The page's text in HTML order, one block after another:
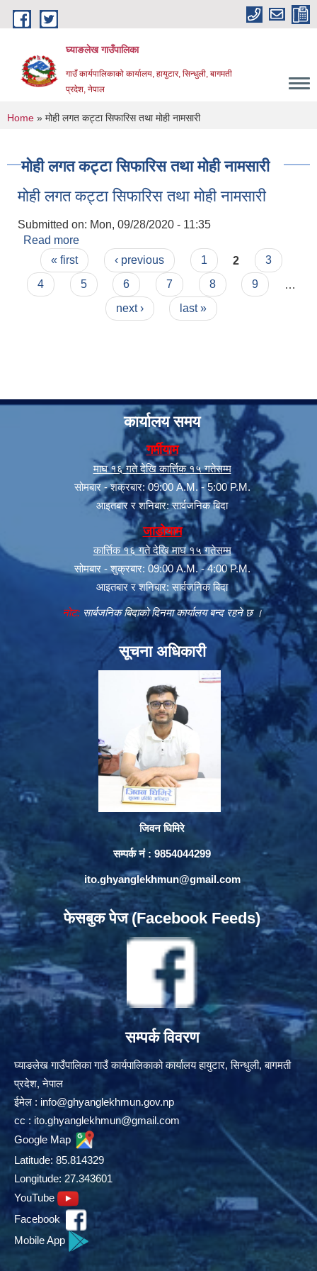
Skip to main content
घ्याङलेख गाउँपालिका
गाउँ कार्यपालिकाको कार्यालय, हायुटार, सिन्धुली, बागमती
प्रदेश, नेपाल
You are here
Home » मोही लगत कट्टा सिफारिस तथा मोही नामसारी
मोही लगत कट्टा सिफारिस तथा मोही नामसारी
मोही लगत कट्टा सिफारिस तथा मोही नामसारी
Submitted on: Mon, 09/28/2020 - 11:35
Read more
Pages
« first ‹ previous 1 2
3
4
5 6 7 8 9
next ›
last »
कार्यालय समय
गर्मीयाम
माघ १६ गते देखि कार्त्तिक १५ गतेसम्म
सोमबार - शक्रबार: 09:00 A.M. - 5:00 P.M.
आइतबार र शनिबार: सार्वजनिक बिदा
जाडोयाम
कार्त्तिक १६ गते देखि माघ १५ गतेसम्म
सोमबार - शुक्रबार: 09:00 A.M. - 4:00 P.M.
आइतबार र शनिबार: सार्वजनिक बिदा
नोट:सार्बजनिक बिदाको दिनमा कार्यालय बन्द रहने छ ।
सूचना अधिकारी
जिवन घिमिरे
सम्पर्क नं : 9854044299
ito.ghyanglekhmun@gmail.com
फेसबुक पेज (Facebook Feeds)
सम्पर्क विवरण
घ्याङलेख गाउँपालिका गाउँ कार्यपालिकाको कार्यालय हायुटार, सिन्धुली, बागमती
प्रदेश, नेपाल
ईमेल : info@ghyanglekhmun.gov.np
cc : ito.ghyanglekhmun@gmail.com
Google Map
Latitude: 85.814329
Longitude: 27.343601
YouTube
Facebook
Mobile App